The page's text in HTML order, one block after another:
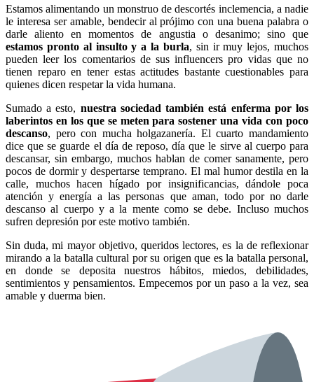
Estamos alimentando un monstruo de descortés inclemencia, a nadie
le interesa ser amable, bendecir al prójimo con una buena palabra o
darle aliento en momentos de angustia o desanimo; sino que
estamos pronto al insulto y a la burla, sin ir muy lejos, muchos
pueden leer los comentarios de sus influencers pro vidas que no
tienen reparo en tener estas actitudes bastante cuestionables para
quienes dicen respetar la vida humana.
Sumado a esto, nuestra sociedad también está enferma por los
laberintos en los que se meten para sostener una vida con poco
descanso, pero con mucha holgazanería. El cuarto mandamiento
dice que se guarde el día de reposo, día que le sirve al cuerpo para
descansar, sin embargo, muchos hablan de comer sanamente, pero
pocos de dormir y despertarse temprano. El mal humor destila en la
calle, muchos hacen hígado por insignificancias, dándole poca
atención y energía a las personas que aman, todo por no darle
descanso al cuerpo y a la mente como se debe. Incluso muchos
sufren depresión por este motivo también.
Sin duda, mi mayor objetivo, queridos lectores, es la de reflexionar
mirando a la batalla cultural por su origen que es la batalla personal,
en donde se deposita nuestros hábitos, miedos, debilidades,
sentimientos y pensamientos. Empecemos por un paso a la vez, sea
amable y duerma bien.